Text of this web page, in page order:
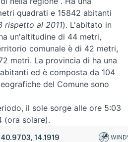
quadrati e 15842 abitanti
rispetto al 2011). L'abitato in
un'altitudine di 44 metri,
comunale è di 42 metri,
metri. La provincia di ha una
ed è composta da 104
del Comune sono
il sole sorge alle ore 5:03
(ora solare).
40.9703, 14.1919